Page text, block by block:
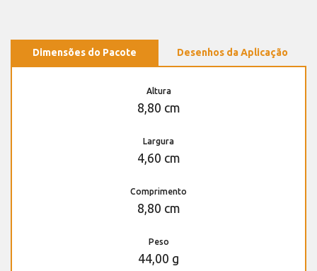
Dimensões do Pacote Desenhos da Aplicação
Altura
8,80 cm
Largura
4,60 cm
Comprimento
8,80 cm
Peso
44,00 g